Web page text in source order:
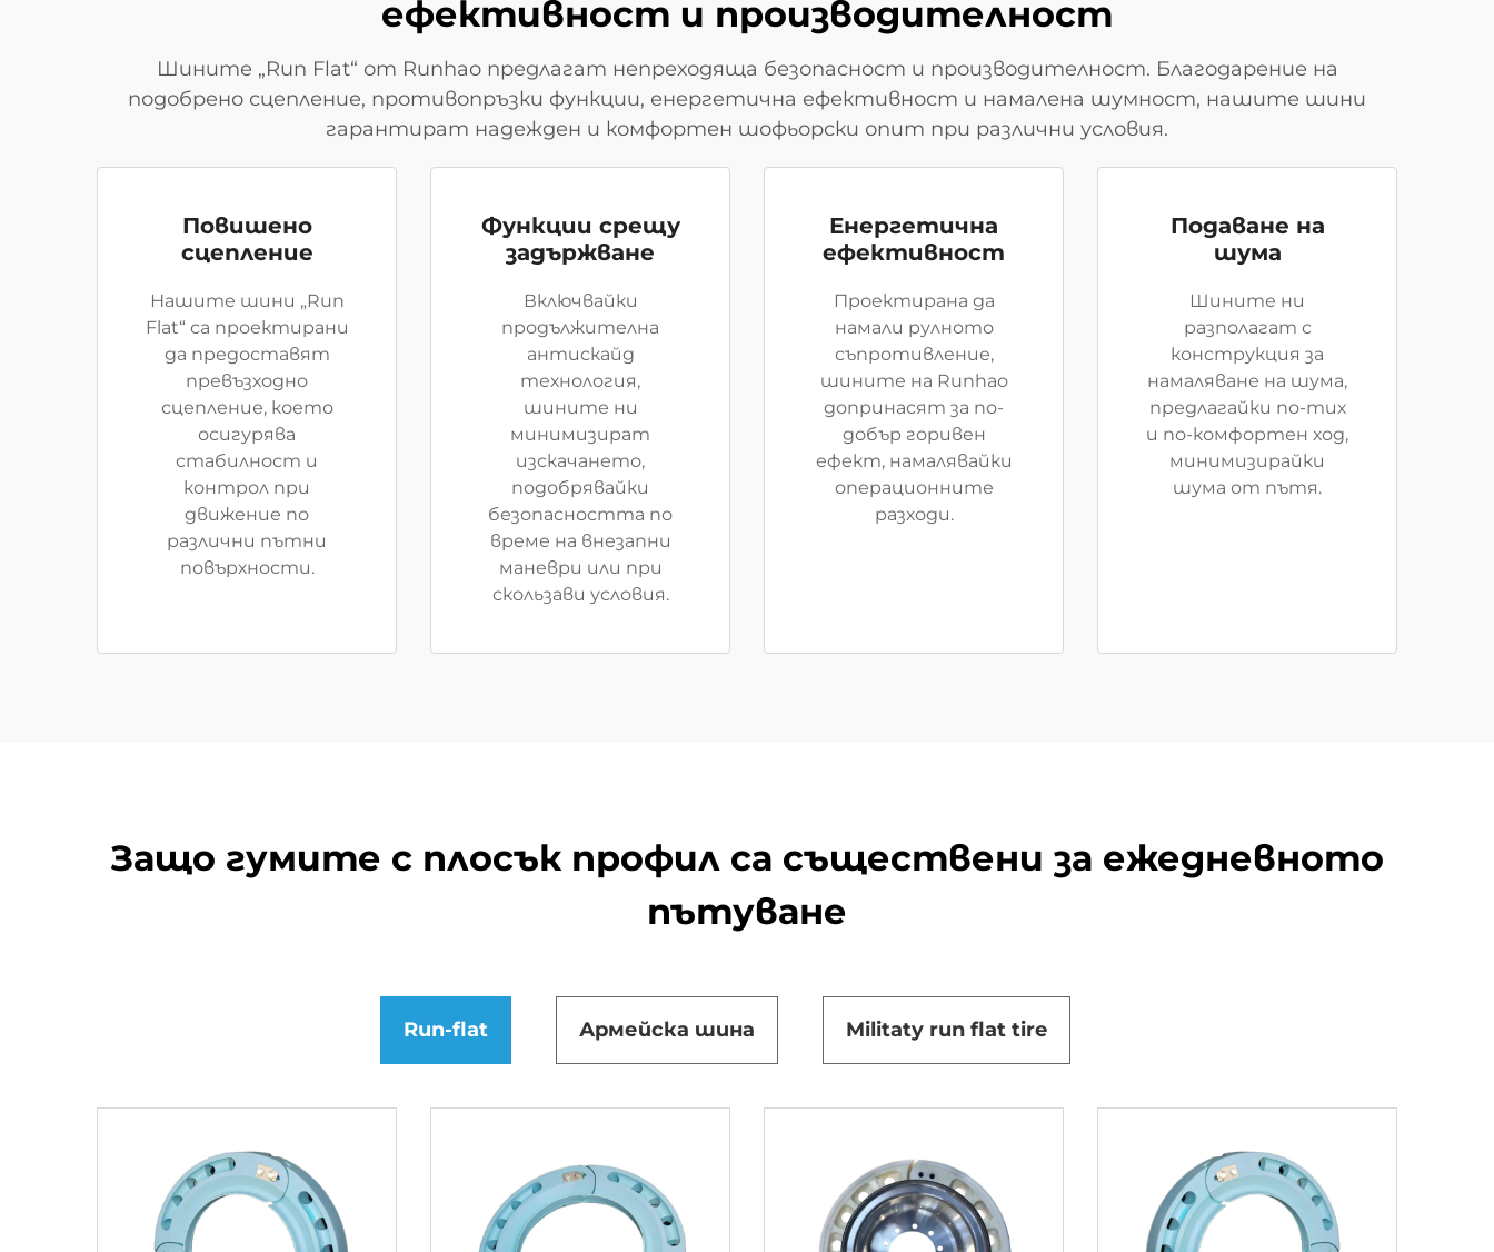
ефективност и производителност
Шините „Run Flat“ от Runhao предлагат непреходяща безопасност и производителност. Благодарение на
подобрено сцепление, противопръзки функции, енергетична ефективност и намалена шумност, нашите шини
гарантират надежден и комфортен шофьорски опит при различни условия.
Повишено
сцепление
Нашите шини „Run
Flat“ са проектирани
да предоставят
превъзходно
сцепление, което
осигурява
стабилност и
контрол при
движение по
различни пътни
повърхности.
Функции срещу
задържване
Включвайки
продължителна
антискайд
технология,
шините ни
минимизират
изскачането,
подобрявайки
безопасността по
време на внезапни
маневри или при
скользави условия.
Енергетична
ефективност
Проектирана да
намали рулното
съпротивление,
шините на Runhao
допринасят за по-
добър горивен
ефект, намалявайки
операционните
разходи.
Подаване на
шума
Шините ни
разполагат с
конструкция за
намаляване на шума,
предлагайки по-тих
и по-комфортен ход,
минимизирайки
шума от пътя.
Защо гумите с плосък профил са съществени за ежедневното
пътуване
Run-flat Армейска шина Militaty run flat tire